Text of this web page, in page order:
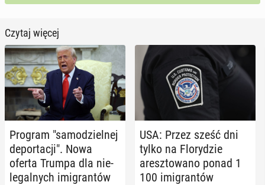
Czytaj więcej
Program "sa­mo­dziel­nej
de­por­ta­cji". Nowa
oferta Trumpa dla nie­
le­gal­nych imi­gran­tów
USA: Przez sześć dni
tylko na Flo­ry­dzie
aresz­to­wa­no ponad 1
100 imi­gran­tów